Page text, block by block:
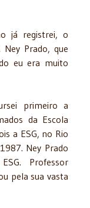
já registrei, o
Ney Prado, que
eu era muito
primeiro a
da Escola
a ESG, no Rio
Ney Prado
Professor
pela sua vasta